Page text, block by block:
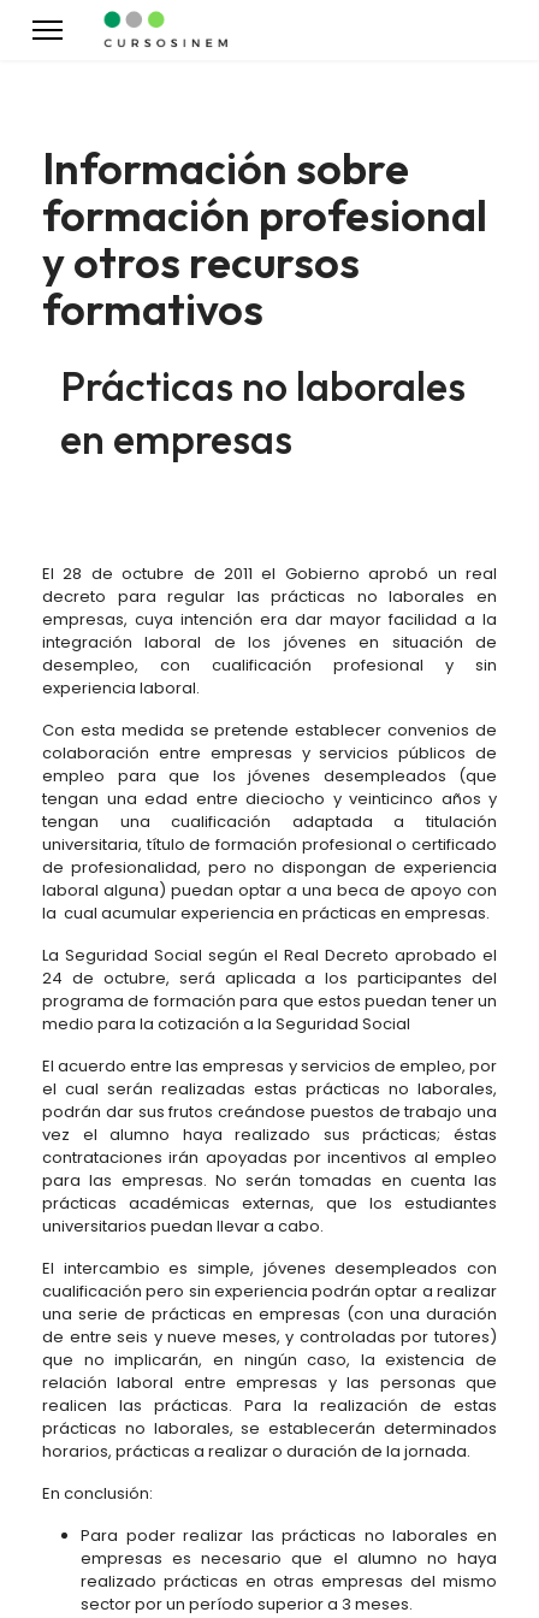
Información sobre
formación profesional
y otros recursos
formativos
Prácticas no laborales
en empresas
El 28 de octubre de 2011 el Gobierno aprobó un real
decreto para regular las prácticas no laborales en
empresas, cuya intención era dar mayor facilidad a la
integración laboral de los jóvenes en situación de
desempleo, con cualificación profesional y sin
experiencia laboral.
Con esta medida se pretende establecer convenios de
colaboración entre empresas y servicios públicos de
empleo para que los jóvenes desempleados (que
tengan una edad entre dieciocho y veinticinco años y
tengan una cualificación adaptada a titulación
universitaria, título de formación profesional o certificado
de profesionalidad, pero no dispongan de experiencia
laboral alguna) puedan optar a una beca de apoyo con
la cual acumular experiencia en prácticas en empresas.
La Seguridad Social según el Real Decreto aprobado el
24 de octubre, será aplicada a los participantes del
programa de formación para que estos puedan tener un
medio para la cotización a la Seguridad Social
El acuerdo entre las empresas y servicios de empleo, por
el cual serán realizadas estas prácticas no laborales,
podrán dar sus frutos creándose puestos de trabajo una
vez el alumno haya realizado sus prácticas; éstas
contrataciones irán apoyadas por incentivos al empleo
para las empresas. No serán tomadas en cuenta las
prácticas académicas externas, que los estudiantes
universitarios puedan llevar a cabo.
El intercambio es simple, jóvenes desempleados con
cualificación pero sin experiencia podrán optar a realizar
una serie de prácticas en empresas (con una duración
de entre seis y nueve meses, y controladas por tutores)
que no implicarán, en ningún caso, la existencia de
relación laboral entre empresas y las personas que
realicen las prácticas. Para la realización de estas
prácticas no laborales, se establecerán determinados
horarios, prácticas a realizar o duración de la jornada.
En conclusión:
Para poder realizar las prácticas no laborales en
empresas es necesario que el alumno no haya
realizado prácticas en otras empresas del mismo
sector por un período superior a 3 meses.